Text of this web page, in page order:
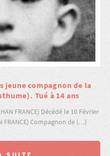
jeune compagnon de la
Tué à 14 ans
FRANCE) Décédé le 10 Février
FRANCE) Compagnon de (…)